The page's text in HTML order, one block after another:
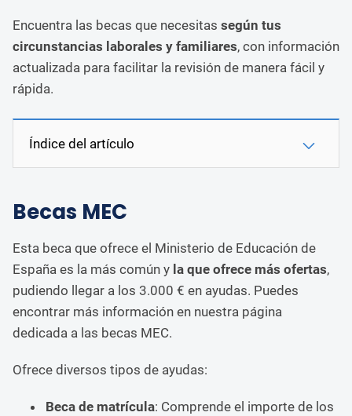
Encuentra las becas que necesitas según tus
circunstancias laborales y familiares, con información
actualizada para facilitar la revisión de manera fácil y
rápida.
Índice del artículo
Becas MEC
Esta beca que ofrece el Ministerio de Educación de
España es la más común y la que ofrece más ofertas,
pudiendo llegar a los 3.000 € en ayudas. Puedes
encontrar más información en nuestra página
dedicada a las becas MEC.
Ofrece diversos tipos de ayudas:
Beca de matrícula: Comprende el importe de los